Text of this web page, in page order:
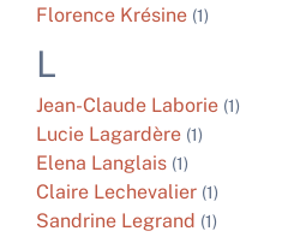
Florence Krésine (1)
L
Jean-Claude Laborie (1)
Lucie Lagardère (1)
Elena Langlais (1)
Claire Lechevalier (1)
Sandrine Legrand (1)